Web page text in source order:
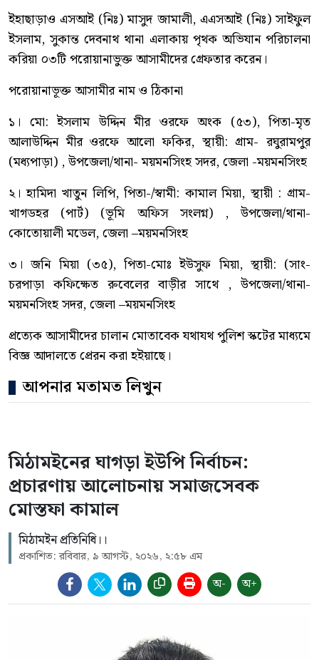
ইহাছাড়াও এসআই (নিঃ) মাসুদ জামালী, এএসআই (নিঃ) সাইফুল
ইসলাম, সুকান্ত দেবনাথ থানা এলাকায় পৃথক অভিযান পরিচালনা
করিয়া ০৩টি পরোয়ানাভুক্ত আসামীদের গ্রেফতার করেন।
পরোয়ানাভূক্ত আসামীর নাম ও ঠিকানা
১। মো: ইসলাম উদ্দিন মীর ওরফে অংক (৫৩), পিতা-মৃত
আলাউদ্দিন মীর ওরফে আলো ফকির, স্থায়ী: গ্রাম- রঘুরামপুর
(মধ্যপাড়া) , উপজেলা/থানা- ময়মনসিংহ সদর, জেলা -ময়মনসিংহ
২। হামিদা খাতুন লিপি, পিতা-/স্বামী: কামাল মিয়া, স্থায়ী : গ্রাম-
খাগডহর (পার্ট) (ভূমি অফিস সংলগ্ন) , উপজেলা/থানা-
কোতোয়ালী মডেল, জেলা –ময়মনসিংহ
৩। জনি মিয়া (৩৫), পিতা-মোঃ ইউসুফ মিয়া, স্থায়ী: (সাং-
চরপাড়া কফিক্ষেত রুবেলের বাড়ীর সাথে , উপজেলা/থানা-
ময়মনসিংহ সদর, জেলা –ময়মনসিংহ
প্রত্যেক আসামীদের চালান মোতাবেক যথাযথ পুলিশ স্কটের মাধ্যমে
বিজ্ঞ আদালতে প্রেরন করা হইয়াছে।
আপনার মতামত লিখুন
মিঠামইনের ঘাগড়া ইউপি নির্বাচন:
প্রচারণায় আলোচনায় সমাজসেবক
মোস্তফা কামাল
মিঠামইন প্রতিনিধি।।
প্রকাশিত: রবিবার, ৯ আগস্ট, ২০২৬, ২:৫৮ এম
অ- অ+